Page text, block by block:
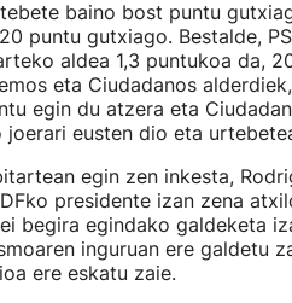
baino bost puntu
puntu gutxiago. Bestalde,
aldea 1,3 puntukoa da,
eta Ciudadanos
egin du atzera eta
joerari eusten dio eta
egin zen inkesta,
presidente izan zena
begira egindako galdeketa
inguruan ere galdetu
ere eskatu zaie.